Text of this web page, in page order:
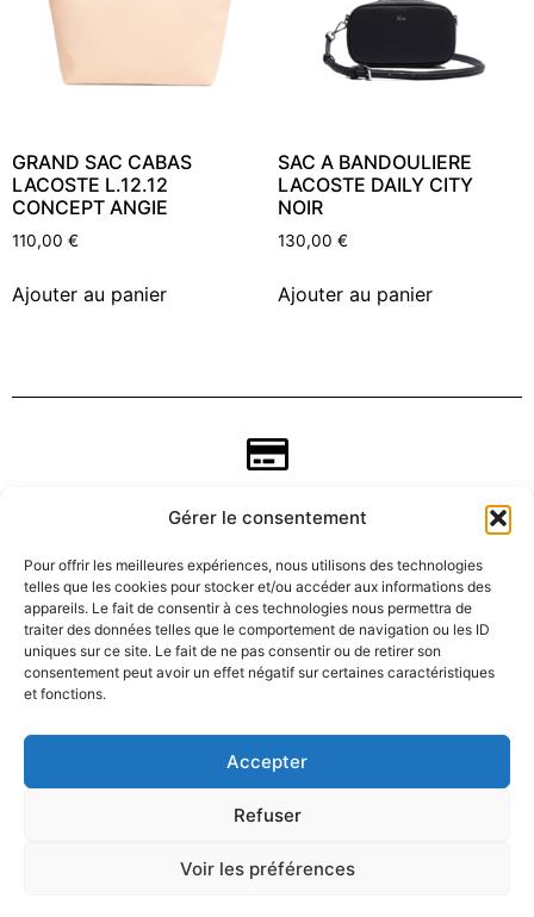
Gérer le consentement
Pour offrir les meilleures expériences, nous utilisons des technologies
telles que les cookies pour stocker et/ou accéder aux informations des
appareils. Le fait de consentir à ces technologies nous permettra de
traiter des données telles que le comportement de navigation ou les ID
uniques sur ce site. Le fait de ne pas consentir ou de retirer son
consentement peut avoir un effet négatif sur certaines caractéristiques
et fonctions.
Accepter
Refuser
Voir les préférences
GRAND SAC CABAS
LACOSTE L.12.12
CONCEPT ANGIE
110,00 €
Ajouter au panier
SAC A BANDOULIERE
LACOSTE DAILY CITY
NOIR
130,00 €
Ajouter au panier
CGV